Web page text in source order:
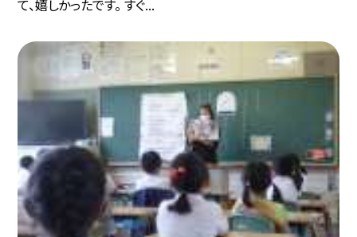
て、嬉しかったです。 すぐ...